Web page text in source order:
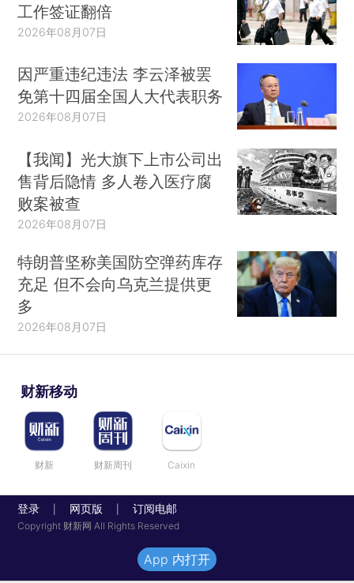
工作签证翻倍
2026年08月07日
因严重违纪违法 李云泽被罢
免第十四届全国人大代表职务
2026年08月07日
【我闻】光大旗下上市公司出
售背后隐情 多人卷入医疗腐
败案被查
2026年08月07日
特朗普坚称美国防空弹药库存
充足 但不会向乌克兰提供更
多
2026年08月07日
财新移动
财新 财新周刊 Caixin
登录 网页版 订阅电邮
Copyright 财新网 All Rights Reserved
App 内打开